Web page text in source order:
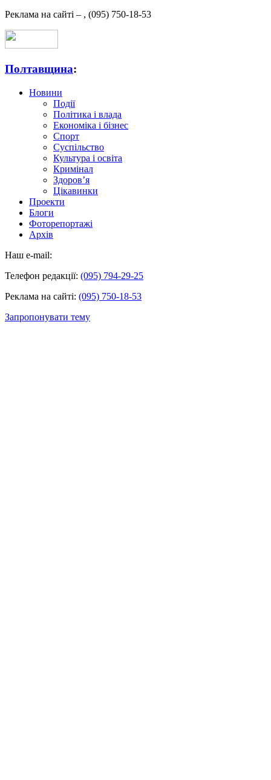
Реклама на сайті – , (095) 750-18-53
Полтавщина:
Новини
Події
Політика і влада
Економіка і бізнес
Спорт
Суспільство
Культура і освіта
Кримінал
Здоров’я
Цікавинки
Проекти
Блоги
Фоторепортажі
Архів
Наш e-mail:
Телефон редакції: (095) 794-29-25
Реклама на сайті: (095) 750-18-53
Запропонувати тему